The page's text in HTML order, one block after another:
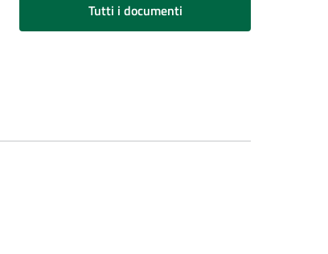
Tutti i documenti